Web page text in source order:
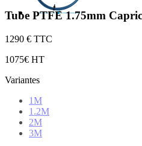
Tube PTFE 1.75mm
1290 € TTC
1075€ HT
Variantes
1M
1.2M
2M
3M